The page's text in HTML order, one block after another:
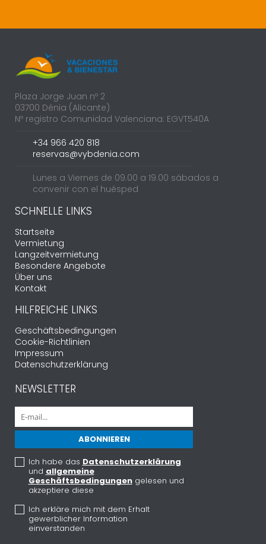
Plaza Jorge Juan nº 2
03700 Dénia (Alicante)
Nº registro Comunidad Valenciana: EGVT540A
+34 966 420 818
reservas@vybdenia.com
Lunes a Viernes de 09.00 a 19.00 sábados a
convenir con el huésped
SCHNELLE LINKS
Startseite
Vermietung
Langzeitvermietung
Besondere Angebote
Über uns
Kontakt
HILFREICHE LINKS
Geschäftsbedingungen
Cookie-Richtlinien
Impressum
Datenschutzerklärung
NEWSLETTER
Ich habe das Datenschutzerklärung
und allgemeine
Geschäftsbedingungengelesen und
akzeptiere diese
Ich erkläre mich mit dem Erhalt
gewerblicher Information
einverstanden